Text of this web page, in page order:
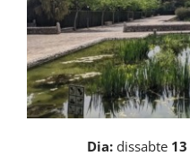
Dia:dissabte